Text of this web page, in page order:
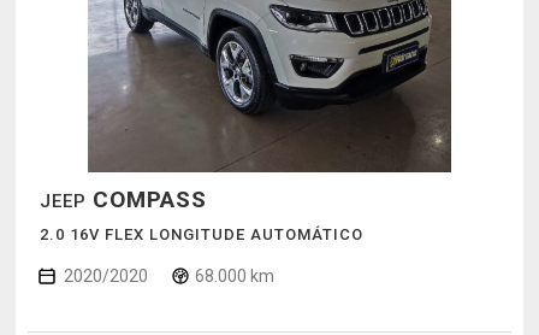
JEEP COMPASS
2.0 16V FLEX LONGITUDE AUTOMÁTICO
2020/2020 68.000 km